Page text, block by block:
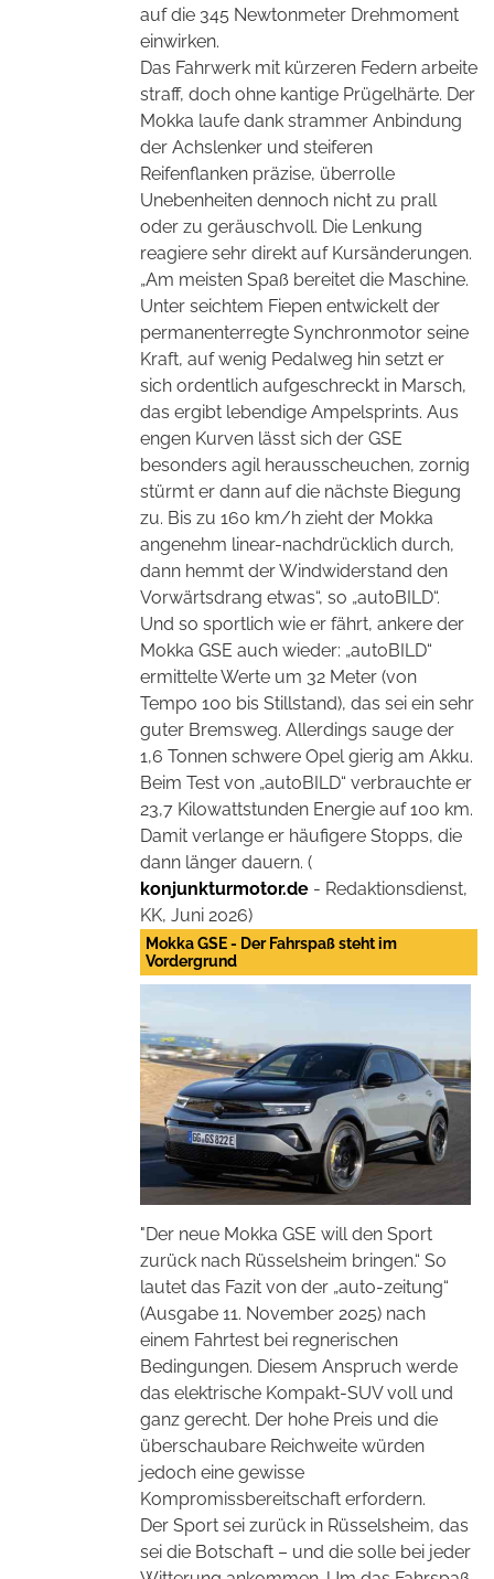
auf die 345 Newtonmeter Drehmoment
einwirken.
Das Fahrwerk mit kürzeren Federn arbeite
straff, doch ohne kantige Prügelhärte. Der
Mokka laufe dank strammer Anbindung
der Achslenker und steiferen
Reifenflanken präzise, überrolle
Unebenheiten dennoch nicht zu prall
oder zu geräuschvoll. Die Lenkung
reagiere sehr direkt auf Kursänderungen.
„Am meisten Spaß bereitet die Maschine.
Unter seichtem Fiepen entwickelt der
permanenterregte Synchronmotor seine
Kraft, auf wenig Pedalweg hin setzt er
sich ordentlich aufgeschreckt in Marsch,
das ergibt lebendige Ampelsprints. Aus
engen Kurven lässt sich der GSE
besonders agil herausscheuchen, zornig
stürmt er dann auf die nächste Biegung
zu. Bis zu 160 km/h zieht der Mokka
angenehm linear-nachdrücklich durch,
dann hemmt der Windwiderstand den
Vorwärtsdrang etwas“, so „autoBILD“.
Und so sportlich wie er fährt, ankere der
Mokka GSE auch wieder: „autoBILD“
ermittelte Werte um 32 Meter (von
Tempo 100 bis Stillstand), das sei ein sehr
guter Bremsweg. Allerdings sauge der
1,6 Tonnen schwere Opel gierig am Akku.
Beim Test von „autoBILD“ verbrauchte er
23,7 Kilowattstunden Energie auf 100 km.
Damit verlange er häufigere Stopps, die
dann länger dauern. (
konjunkturmotor.de - Redaktionsdienst,
KK, Juni 2026)
Mokka GSE - Der Fahrspaß steht im
Vordergrund
"Der neue Mokka GSE will den Sport
zurück nach Rüsselsheim bringen.“ So
lautet das Fazit von der „auto-zeitung“
(Ausgabe 11. November 2025) nach
einem Fahrtest bei regnerischen
Bedingungen. Diesem Anspruch werde
das elektrische Kompakt-SUV voll und
ganz gerecht. Der hohe Preis und die
überschaubare Reichweite würden
jedoch eine gewisse
Kompromissbereitschaft erfordern.
Der Sport sei zurück in Rüsselsheim, das
sei die Botschaft – und die solle bei jeder